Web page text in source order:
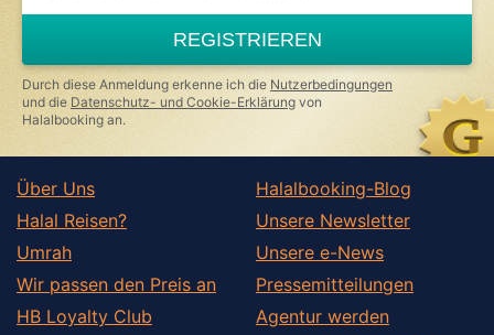
ignore
this
field
REGISTRIEREN
Durch diese Anmeldung erkenne ich die Nutzerbedingungen
und die Datenschutz- und Cookie-Erklärung von
Halalbooking an.
Über Uns
Halal Reisen?
Umrah
Wir passen den Preis an
HB Loyalty Club
Halalbooking-Blog
Unsere Newsletter
Unsere e-News
Pressemitteilungen
Agentur werden